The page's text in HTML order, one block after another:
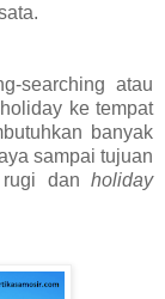
searching atau
ke tempat
banyak
sampai tujuan
dan holiday